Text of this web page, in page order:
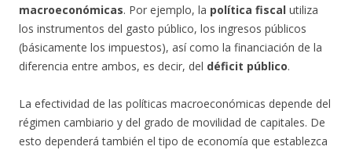
macroeconómicas. Por ejemplo, la política fiscal utiliza
los instrumentos del gasto público, los ingresos públicos
(básicamente los impuestos), así como la financiación de la
diferencia entre ambos, es decir, del déficit público.
La efectividad de las políticas macroeconómicas depende del
régimen cambiario y del grado de movilidad de capitales. De
esto dependerá también el tipo de economía que establezca